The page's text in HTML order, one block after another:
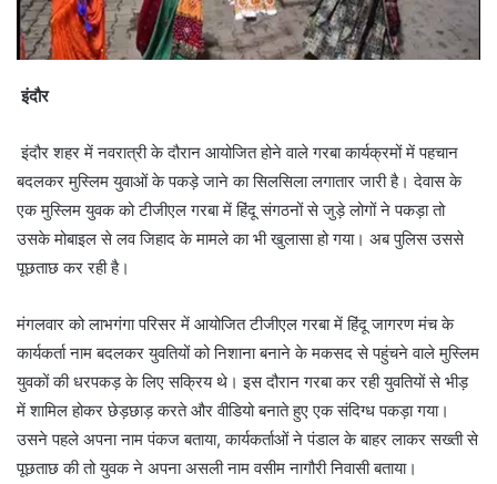
इंदौर
इंदौर शहर में नवरात्री के दौरान आयोजित होने वाले गरबा कार्यक्रमों में पहचान
बदलकर मुस्लिम युवाओं के पकड़े जाने का सिलसिला लगातार जारी है। देवास के
एक मुस्लिम युवक को टीजीएल गरबा में हिंदू संगठनों से जुड़े लोगों ने पकड़ा तो
उसके मोबाइल से लव जिहाद के मामले का भी खुलासा हो गया। अब पुलिस उससे
पूछताछ कर रही है।
मंगलवार को लाभगंगा परिसर में आयोजित टीजीएल गरबा में हिंदू जागरण मंच के
कार्यकर्ता नाम बदलकर युवतियों को निशाना बनाने के मकसद से पहुंचने वाले मुस्लिम
युवकों की धरपकड़ के लिए सक्रिय थे। इस दौरान गरबा कर रही युवतियों से भीड़
में शामिल होकर छेड़छाड़ करते और वीडियो बनाते हुए एक संदिग्ध पकड़ा गया।
उसने पहले अपना नाम पंकज बताया, कार्यकर्ताओं ने पंडाल के बाहर लाकर सख्ती से
पूछताछ की तो युवक ने अपना असली नाम वसीम नागौरी निवासी बताया।